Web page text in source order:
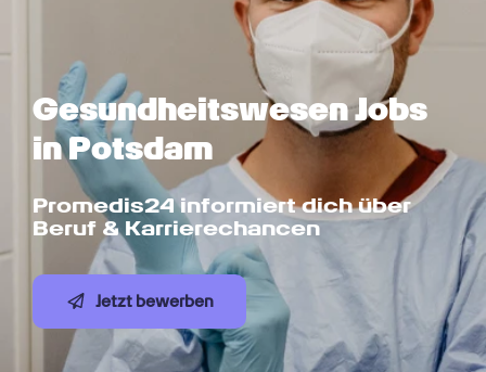
Gesundheits­wesen Jobs
in Potsdam
Promedis24 informiert dich über
Beruf & Karrierechancen
Jetzt bewerben